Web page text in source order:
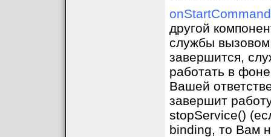
другой
службы вызовом
завершится,
работать в
Вашей
завершит
stopService()
binding, то Вам